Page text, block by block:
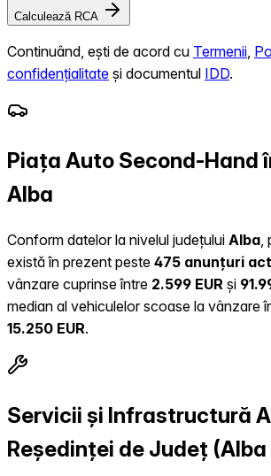
Calculează RCA
Continuând, ești de acord cu Termenii
confidențialitate și documentul IDD.
Piața Auto Second-Hand
Alba
Conform datelor la nivelul județului Alba
există în prezent peste 475 anunțuri
vânzare cuprinse între 2.599 EUR și
median al vehiculelor scoase la vânzare
15.250 EUR.
Servicii și Infrastructură
Reședinței de Județ (Alba